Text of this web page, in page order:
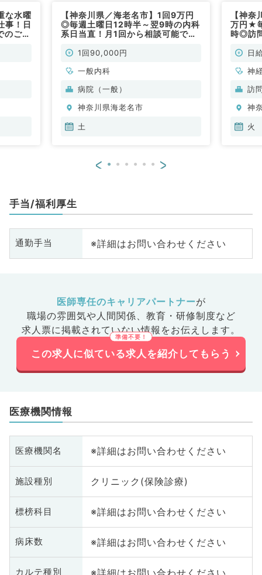
な水曜
事！日
ご勤
【神奈川県／海老名市】1回9万円
◎毎週土曜日12時半～翌9時の内科
系日当直！月1回から相談可能です
1回90,000円
一般内科
病院（一般）
神奈川県海老名市
土
【神
万円★
時◎訪
日
神
循
科
訪
神
火
< >
手当/福利厚生
通勤手当 ※詳細はお問い合わせください
医師専任のキャリアパートナーが
職場の雰囲気や人間関係、 教育・研修制度など
求人票に掲載されていない情報をお伝えします。
この求人に似ている求人を紹介してもらう
医療機関情報
医療機関名 ※詳細はお問い合わせください
施設種別 クリニック(保険診療)
標榜科目 ※詳細はお問い合わせください
病床数 ※詳細はお問い合わせください
カルテ種別 ※詳細はお問い合わせください